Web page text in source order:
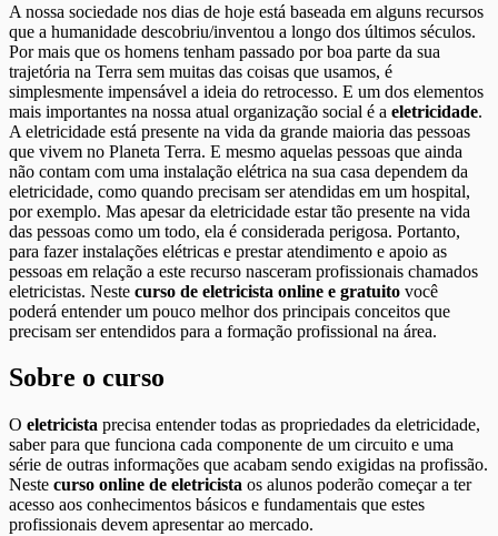
A nossa sociedade nos dias de hoje está baseada em alguns recursos
que a humanidade descobriu/inventou a longo dos últimos séculos.
Por mais que os homens tenham passado por boa parte da sua
trajetória na Terra sem muitas das coisas que usamos, é
simplesmente impensável a ideia do retrocesso. E um dos elementos
mais importantes na nossa atual organização social é a eletricidade.
A eletricidade está presente na vida da grande maioria das pessoas
que vivem no Planeta Terra. E mesmo aquelas pessoas que ainda
não contam com uma instalação elétrica na sua casa dependem da
eletricidade, como quando precisam ser atendidas em um hospital,
por exemplo. Mas apesar da eletricidade estar tão presente na vida
das pessoas como um todo, ela é considerada perigosa. Portanto,
para fazer instalações elétricas e prestar atendimento e apoio as
pessoas em relação a este recurso nasceram profissionais chamados
eletricistas. Neste curso de eletricista online e gratuito você
poderá entender um pouco melhor dos principais conceitos que
precisam ser entendidos para a formação profissional na área.
Sobre o curso
O eletricista precisa entender todas as propriedades da eletricidade,
saber para que funciona cada componente de um circuito e uma
série de outras informações que acabam sendo exigidas na profissão.
Neste curso online de eletricista os alunos poderão começar a ter
acesso aos conhecimentos básicos e fundamentais que estes
profissionais devem apresentar ao mercado.